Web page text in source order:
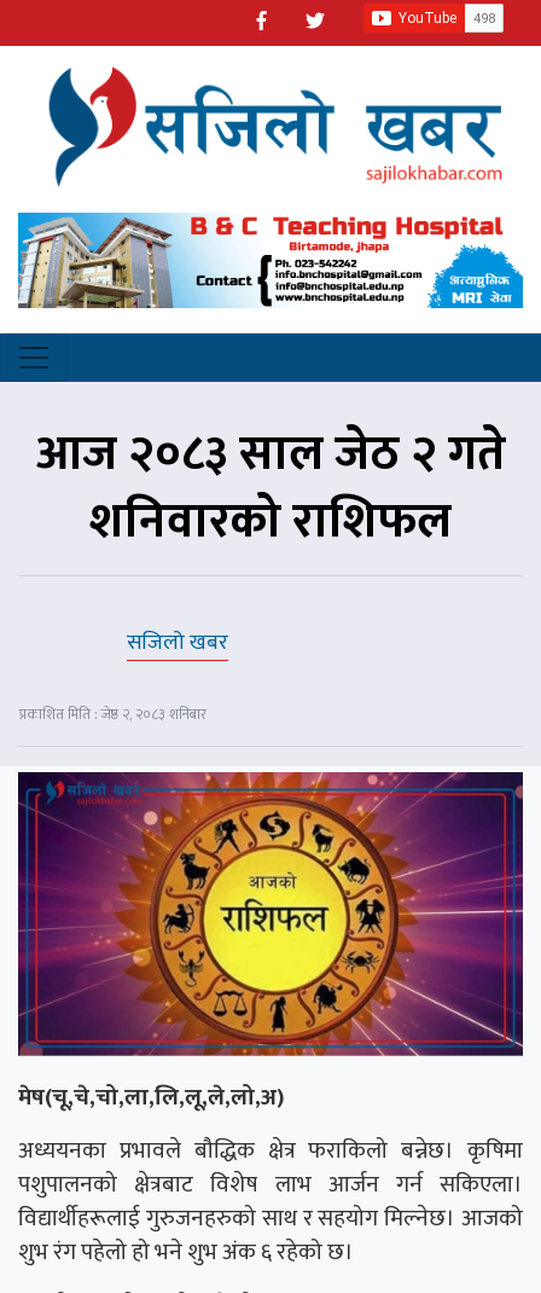
आज २०८३ साल जेठ २ गते
शनिवारको राशिफल
सजिलो खबर
प्रकाशित मिति : जेष्ठ २, २०८३ शनिबार
मेष(चू,चे,चो,ला,लि,लू,ले,लो,अ)
अध्ययनका प्रभावले बौद्धिक क्षेत्र फराकिलो बन्नेछ। कृषिमा
पशुपालनको क्षेत्रबाट विशेष लाभ आर्जन गर्न सकिएला।
विद्यार्थीहरूलाई गुरुजनहरुको साथ र सहयोग मिल्नेछ। आजको
शुभ रंग पहेलो हो भने शुभ अंक ६ रहेको छ।